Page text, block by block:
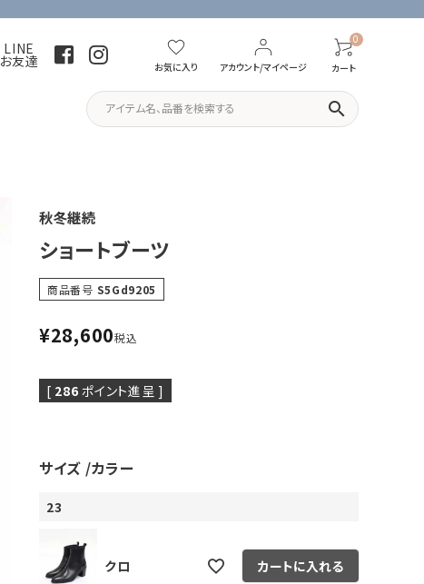
LINE
お友達 お気に入り アカウント/マイページ
0
カート
ピヤス・イヤリング
雑貨・ギフト・食品
search
秋冬継続
ショートブーツ
商品番号 S5Gd9205
¥28,600税込
[ 286 ポイント進呈 ]
サイズ カラー
23
クロ カートに入れる